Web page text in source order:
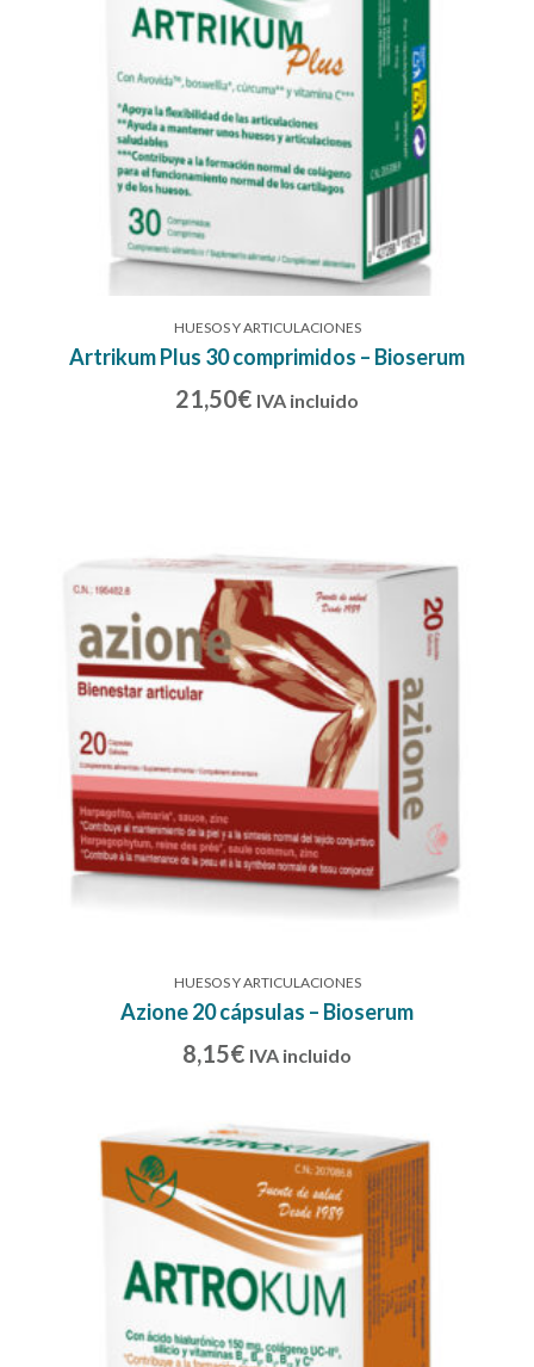
HUESOS Y ARTICULACIONES
Artrikum Plus 30 comprimidos – Bioserum
21,50€ IVA incluido
HUESOS Y ARTICULACIONES
Azione 20 cápsulas – Bioserum
8,15€ IVA incluido